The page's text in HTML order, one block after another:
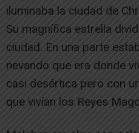
iluminaba la ciudad de
Su magnífica estrella
ciudad. En una parte
nevando que era donde
casi desértica pero con
que vivían los Reyes